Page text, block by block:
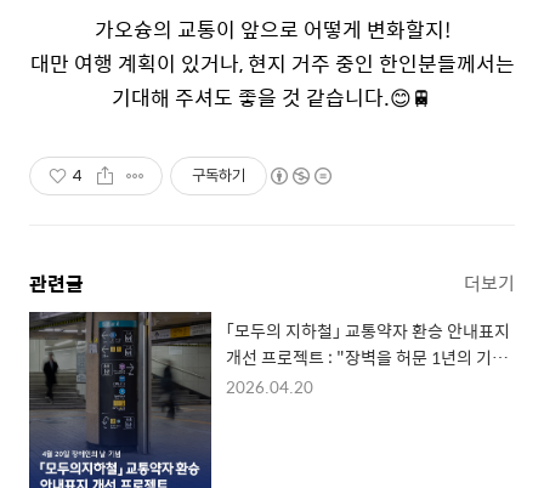
가오슝의 교통이 앞으로 어떻게 변화할지!
대만 여행 계획이 있거나,현지 거주 중인 한인분들께서는
기대해 주셔도 좋을 것 같습니다.😊🚆
4 구독하기
관련글 더보기
「모두의 지하철」 교통약자 환승 안내표지
개선 프로젝트 : "장벽을 허문 1년의 기록
과 새로운 시작"
2026.04.20